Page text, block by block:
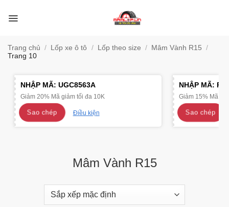
qua
Trang chủ / Lốp xe ô tô / Lốp theo size / Mâm Vành R15 /
Trang 10
NHẬP MÃ: UGC8563A
Giảm 20% Mã giảm tối đa 10K
Sao chép Điều kiện
NHẬP MÃ:
Giảm 15% Mã
Sao chép
Mâm Vành R15